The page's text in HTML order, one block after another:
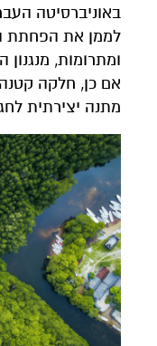
באוניברסיטה
לממן את הפחתת
ומתרומות, מנגנון
אם כן, חלקה קטנה
מתנה יצירתית